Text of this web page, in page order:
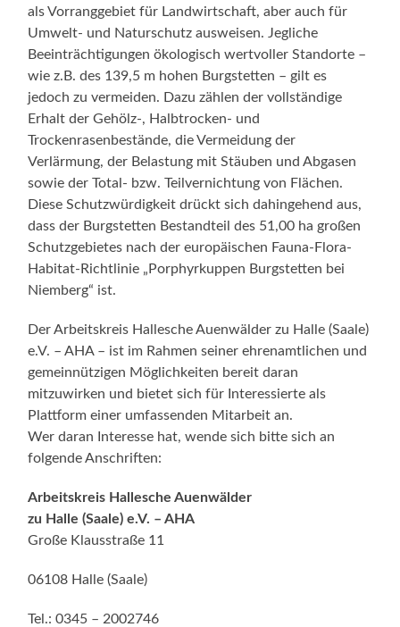
als Vorranggebiet für Landwirtschaft, aber auch für
Umwelt- und Naturschutz ausweisen. Jegliche
Beeinträchtigungen ökologisch wertvoller Standorte –
wie z.B. des 139,5 m hohen Burgstetten – gilt es
jedoch zu vermeiden. Dazu zählen der vollständige
Erhalt der Gehölz-, Halbtrocken- und
Trockenrasenbestände, die Vermeidung der
Verlärmung, der Belastung mit Stäuben und Abgasen
sowie der Total- bzw. Teilvernichtung von Flächen.
Diese Schutzwürdigkeit drückt sich dahingehend aus,
dass der Burgstetten Bestandteil des 51,00 ha großen
Schutzgebietes nach der europäischen Fauna-Flora-
Habitat-Richtlinie „Porphyrkuppen Burgstetten bei
Niemberg“ ist.
Der Arbeitskreis Hallesche Auenwälder zu Halle (Saale)
e.V. – AHA – ist im Rahmen seiner ehrenamtlichen und
gemeinnützigen Möglichkeiten bereit daran
mitzuwirken und bietet sich für Interessierte als
Plattform einer umfassenden Mitarbeit an.
Wer daran Interesse hat, wende sich bitte sich an
folgende Anschriften:
Arbeitskreis Hallesche Auenwälder
zu Halle (Saale) e.V. – AHA
Große Klausstraße 11
06108 Halle (Saale)
Tel.: 0345 – 2002746